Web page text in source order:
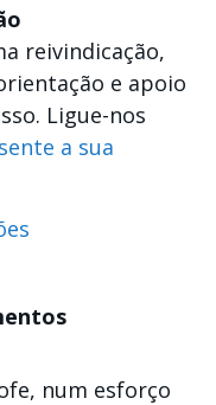
reivindicação,
e apoio
Ligue-nos
a sua
num esforço